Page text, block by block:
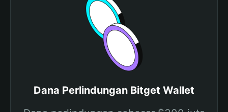
Dana Perlindungan Bitget Wallet